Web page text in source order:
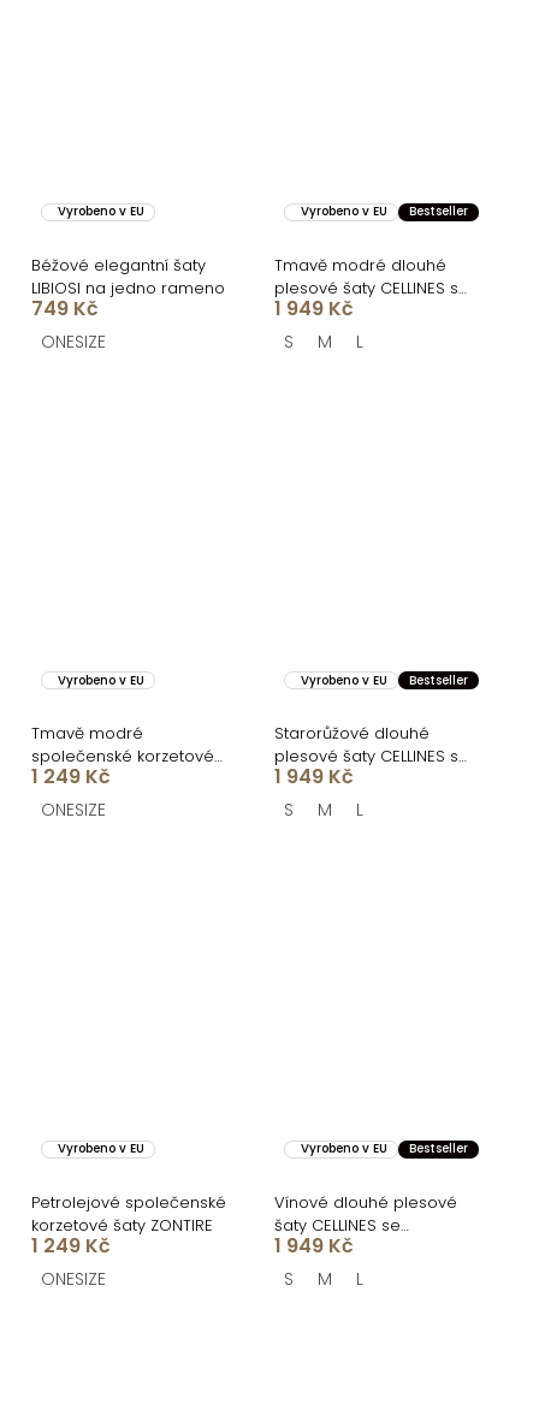
Vyrobeno v EU
Béžové elegantní šaty
LIBIOSI na jedno rameno
749 Kč
ONESIZE
Vyrobeno v EU Bestseller
Tmavě modré dlouhé
plesové šaty CELLINES se
šněrováním
1 949 Kč
S M L
Vyrobeno v EU
Tmavě modré
společenské korzetové
plesové šaty ZONTIRE
1 249 Kč
ONESIZE
Vyrobeno v EU Bestseller
Starorůžové dlouhé
plesové šaty CELLINES se
šněrováním
1 949 Kč
S M L
Vyrobeno v EU
Petrolejové společenské
korzetové šaty ZONTIRE
1 249 Kč
ONESIZE
Vyrobeno v EU Bestseller
Vínové dlouhé plesové
šaty CELLINES se
šněrováním a rozparkem
1 949 Kč
S M L